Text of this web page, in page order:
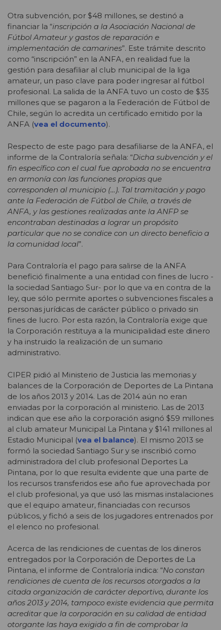
Otra subvención, por $48 millones, se destinó a
financiar la “inscripción a la Asociación Nacional de
Fútbol Amateur y gastos de reparación e
implementación de camarines”. Este trámite descrito
como “inscripción” en la ANFA, en realidad fue la
gestión para desafiliar al club municipal de la liga
amateur, un paso clave para poder ingresar al fútbol
profesional. La salida de la ANFA tuvo un costo de $35
millones que se pagaron a la Federación de Fútbol de
Chile, según lo acredita un certificado emitido por la
ANFA (vea el documento).
Respecto de este pago para desafiliarse de la ANFA, el
informe de la Contraloría señala: “Dicha subvención y el
fin específico con el cual fue aprobada no se encuentra
en armonía con las funciones propias que
corresponden al municipio (…). Tal tramitación y pago
ante la Federación de Fútbol de Chile, a través de
ANFA, y las gestiones realizadas ante la ANFP se
encontraban destinadas a lograr un propósito
particular que no se condice con un directo beneficio a
la comunidad local”.
Para Contraloría el pago para salirse de la ANFA
benefició finalmente a una entidad con fines de lucro -
la sociedad Santiago Sur- por lo que va en contra de la
ley, que sólo permite aportes o subvenciones fiscales a
personas jurídicas de carácter público o privado sin
fines de lucro. Por esta razón, la Contraloría exige que
la Corporación restituya a la municipalidad este dinero
y ha instruido la realización de un sumario
administrativo.
CIPER pidió al Ministerio de Justicia las memorias y
balances de la Corporación de Deportes de La Pintana
de los años 2013 y 2014. Las de 2014 aún no eran
enviadas por la corporación al ministerio. Las de 2013
indican que ese año la corporación asignó $59 millones
al club amateur Municipal La Pintana y $141 millones al
Estadio Municipal (vea el balance). El mismo 2013 se
formó la sociedad Santiago Sur y se inscribió como
administradora del club profesional Deportes La
Pintana, por lo que resulta evidente que una parte de
los recursos transferidos ese año fue aprovechada por
el club profesional, ya que usó las mismas instalaciones
que el equipo amateur, financiadas con recursos
públicos, y fichó a seis de los jugadores entrenados por
el elenco no profesional.
Acerca de las rendiciones de cuentas de los dineros
entregados por la Corporación de Deportes de La
Pintana, el informe de Contraloría indica: “No constan
rendiciones de cuenta de los recursos otorgados a la
citada organización de carácter deportivo, durante los
años 2013 y 2014, tampoco existe evidencia que permita
acreditar que la corporación en su calidad de entidad
otorgante las haya exigido a fin de comprobar la